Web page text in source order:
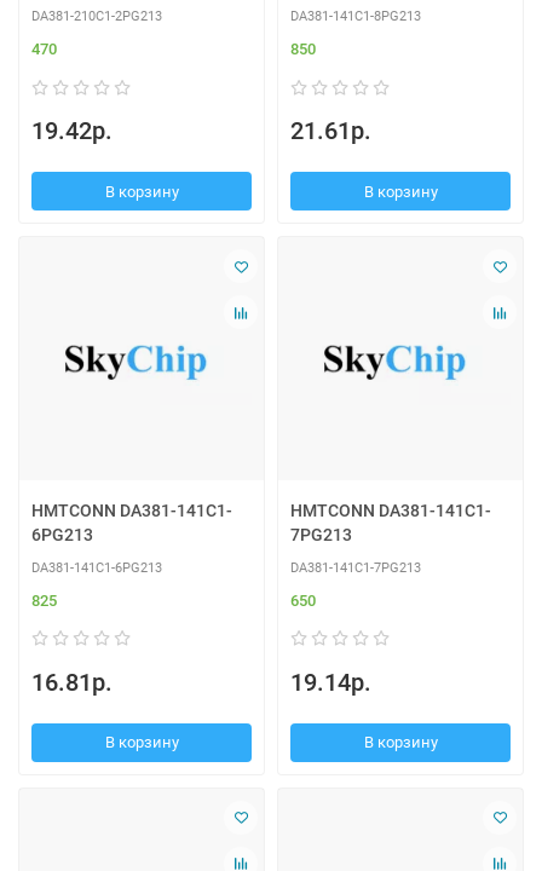
DA381-210C1-2PG213
470
19.42р.
В корзину
DA381-141C1-8PG213
850
21.61р.
В корзину
HMTCONN DA381-141C1-
6PG213
DA381-141C1-6PG213
825
16.81р.
В корзину
HMTCONN DA381-141C1-
7PG213
DA381-141C1-7PG213
650
19.14р.
В корзину